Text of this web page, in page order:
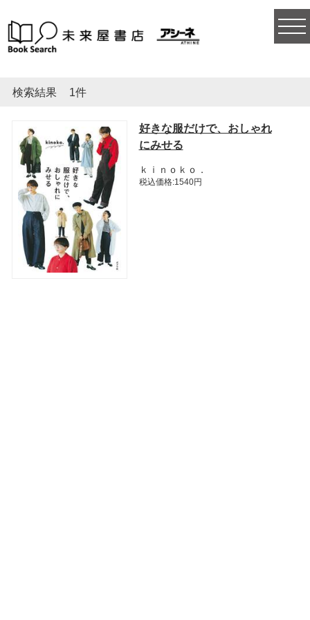
検索結果 1件
好きな服だけで、おしゃれ
にみせる
ｋｉｎｏｋｏ．
税込価格:1540円